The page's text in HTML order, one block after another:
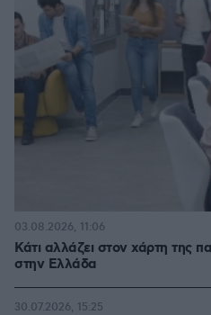
Κάτι αλλάζει στον χάρτη της
στην Ελλάδα
03.08.2026, 11:06
30.07.2026, 15:25